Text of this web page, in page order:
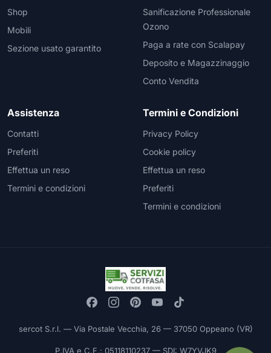
Shop
Mobili
Sezione usato garantito
Sanificazione Professionale
Ozono
Paga a rate con Scalapay
Deposito e Magazzinaggio
Conto Vendita
Assistenza
Contatti
Preferiti
Effettua un reso
Termini e condizioni
Termini e Condizioni
Privacy Policy
Cookie policy
Effettua un reso
Preferiti
Termini e condizioni
sercot S.r.l. — Via Postale Vecchia, 26 — 37050 Oppeano (VR)
P.IVA e C.F.: 05118110237 — SDI: W7YVJK9